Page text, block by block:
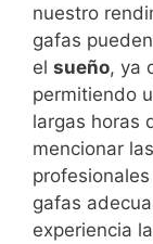
nuestro
gafas
el sueño, ya
permitiendo
largas horas
mencionar las
gafas
experiencia